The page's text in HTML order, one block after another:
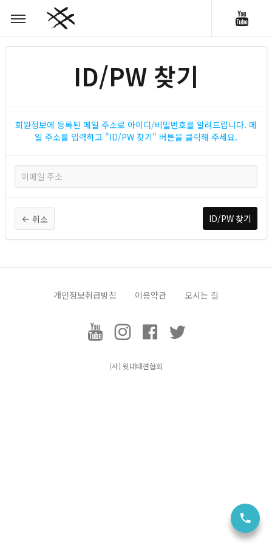
ID/PW 찾기
회원정보에 등록된 메일 주소로 아이디/비밀번호를 알려드립니다. 메
일 주소를 입력하고 "ID/PW 찾기" 버튼을 클릭해 주세요.
취소
개인정보취급방침 이용약관 오시는 길
(사) 윗대태껸택견, Taekkyeon
협회